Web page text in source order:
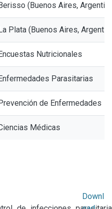
(Buenos Aires,
Plata (Buenos Aires,
Nutricionales
Parasitarias
de Enfermedades
Médicas
Downl